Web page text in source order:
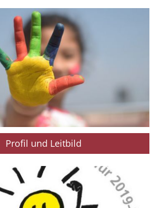
Profil und Leitbild